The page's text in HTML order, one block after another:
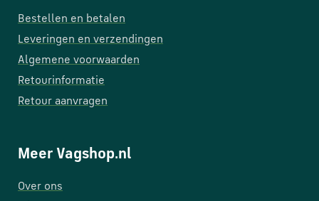
Bestellen en betalen
Leveringen en verzendingen
Algemene voorwaarden
Retourinformatie
Retour aanvragen
Meer Vagshop.nl
Over ons